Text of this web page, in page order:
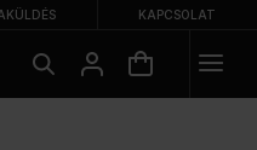
KAPCSOLAT